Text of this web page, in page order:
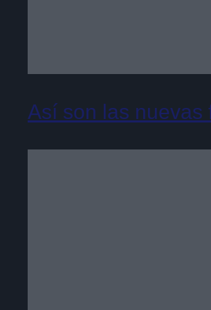
Así son las nuevas